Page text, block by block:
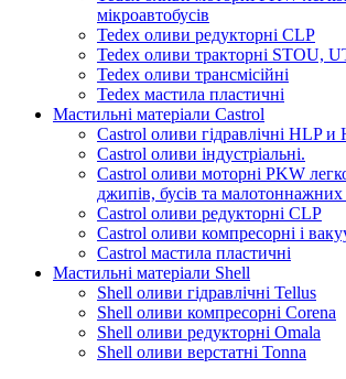
мікроавтобусів
Tedex оливи редукторні CLP
Tedex оливи тракторні STOU,
Tedex оливи трансмісійні
Tedex мастила пластичні
Мастильні матеріали Castrol
Castrol оливи гідравлічні HLP
Castrol оливи індустріальні.
Castrol оливи моторні PKW
джипів, бусів та малотоннажних
Castrol оливи редукторні CLP
Castrol оливи компресорні і
Castrol мастила пластичні
Мастильні матеріали Shell
Shell оливи гідравлічні Tellus
Shell оливи компресорні Corena
Shell оливи редукторні Omala
Shell оливи верстатні Tonna